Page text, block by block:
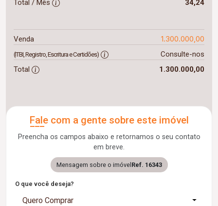
Total / Mês 34,24
Venda 1.300.000,00
(ITBI, Registro, Escritura e Certidões)
Consulte-nos
Total
1.300.000,00
Fale com a gente sobre este imóvel
Preencha os campos abaixo e retornamos o seu contato
em breve.
Mensagem sobre o imóvelRef. 16343
O que você deseja?
Quero Comprar